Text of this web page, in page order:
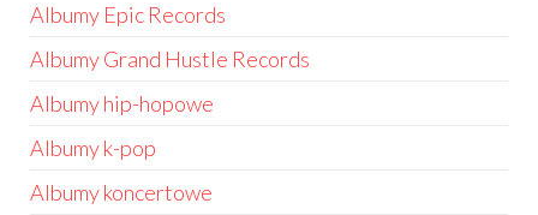
Albumy Epic Records
Albumy Grand Hustle Records
Albumy hip-hopowe
Albumy k-pop
Albumy koncertowe